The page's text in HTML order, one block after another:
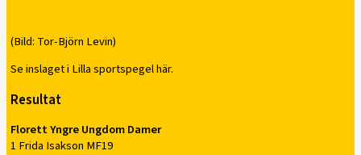
(Bild: Tor-Björn Levin)
Se inslaget i Lilla sportspegel här.
Resultat
Florett Yngre Ungdom Damer
1 Frida Isakson MF19